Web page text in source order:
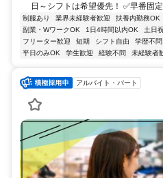
日～シフトは希望優先！ ✅早番固
制服あり 業界未経験者歓迎 扶養内勤務OK
副業・WワークOK
1日4時間以内OK 土日
フリーター歓迎
短期 シフト自由 学歴不問
平日のみOK
学生歓迎 経験不問 未経験者
アルバイト・パート